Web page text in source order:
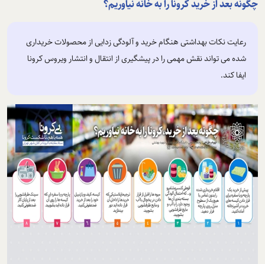
چگونه بعد از خرید کرونا را به خانه نیاوریم؟
رعایت نکات بهداشتی هنگام خرید و آلودگی زدایی از محصولات خریداری
شده می تواند نقش مهمی را در پیشگیری از انتقال و انتشار ویروس کرونا
ایفا کند.